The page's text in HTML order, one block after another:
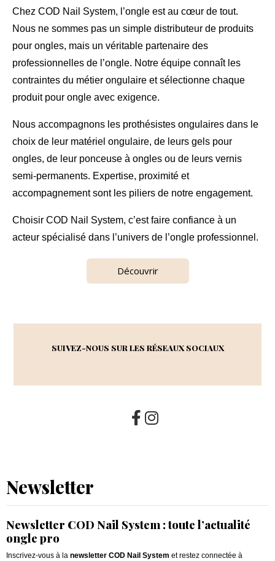
Chez COD Nail System, l’ongle est au cœur de tout.
Nous ne sommes pas un simple distributeur de produits
pour ongles, mais un véritable partenaire des
professionnelles de l’ongle. Notre équipe connaît les
contraintes du métier ongulaire et sélectionne chaque
produit pour ongle avec exigence.
Nous accompagnons les prothésistes ongulaires dans le
choix de leur matériel ongulaire, de leurs gels pour
ongles, de leur ponceuse à ongles ou de leurs vernis
semi-permanents. Expertise, proximité et
accompagnement sont les piliers de notre engagement.
Choisir COD Nail System, c’est faire confiance à un
acteur spécialisé dans l’univers de l’ongle professionnel.
Découvrir
SUIVEZ-NOUS SUR LES RÉSEAUX SOCIAUX
Newsletter
Newsletter COD Nail System : toute l’actualité
ongle pro
Inscrivez-vous à la newsletter COD Nail System et restez connectée à